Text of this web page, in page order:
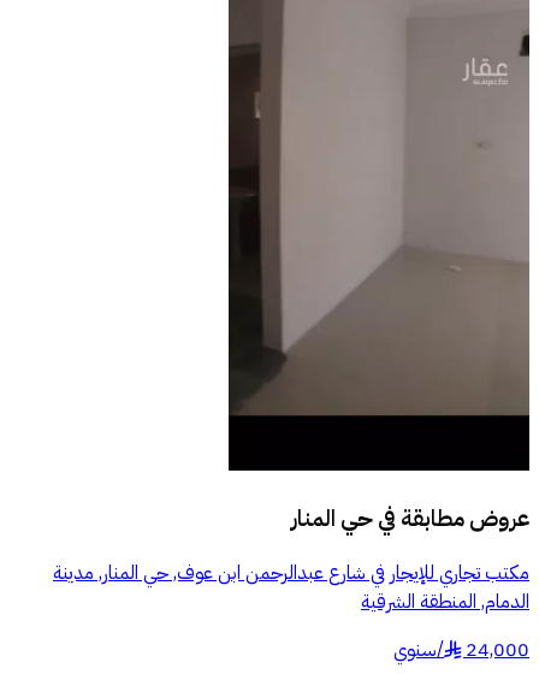
عروض مطابقة فيحي المنار
مكتب تجاري للإيجار في شارع عبدالرحمن ابن عوف, حي المنار, مدينة
الدمام, المنطقة الشرقية
24,000
§
/سنوي